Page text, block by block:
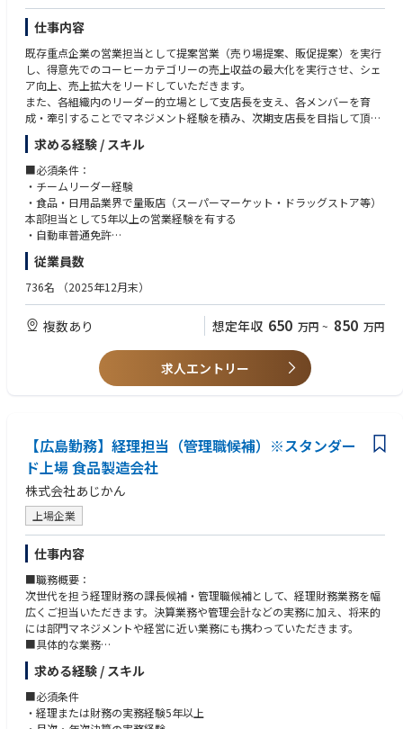
仕事内容
既存重点企業の営業担当として提案営業（売り場提案、販促提案）を実行
し、得意先でのコーヒーカテゴリーの売上収益の最大化を実行させ、シェ
ア向上、売上拡大をリードしていただきます。
また、各組織内のリーダー的立場として支店長を支え、各メンバーを育
成・牽引することでマネジメント経験を積み、次期支店長を目指して頂く
ことを期待しています。
■具体的には・・・
・既存大手顧客の深耕営業
・本部商談の実施
・メンバーの商談同行、フォロー 等
求める経験 / スキル
■必須条件：
・チームリーダー経験
・食品・日用品業界で量販店（スーパーマーケット・ドラッグストア等）
本部担当として5年以上の営業経験を有する
・自動車普通免許
担当課長採用の場合は上記に加えマネジメント経験やPL管理経験が必須と
なります。
従業員数
736名 （2025年12月末）
複数あり 想定年収 650 万円 ~ 850 万円
求人エントリー
【広島勤務】経理担当（管理職候補）※スタンダー
ド上場 食品製造会社
株式会社あじかん
上場企業
仕事内容
■職務概要：
次世代を担う経理財務の課長候補・管理職候補として、経理財務業務を幅
広くご担当いただきます。決算業務や管理会計などの実務に加え、将来的
には部門マネジメントや経営に近い業務にも携わっていただきます。
■具体的な業務
財務会計
・月次、四半期、年次決算
・税務申告
・監査法人対応
・開示資料作成補助 など
求める経験 / スキル
■必須条件
・経理または財務の実務経験5年以上